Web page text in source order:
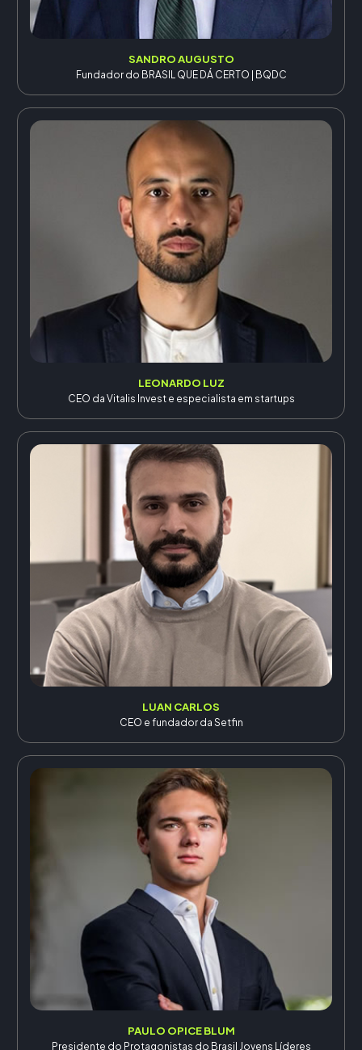
SANDRO AUGUSTO
Fundador do BRASIL QUE DÁ CERTO | BQDC
LEONARDO LUZ
CEO da Vitalis Invest e especialista em startups
LUAN CARLOS
CEO e fundador da Setfin
PAULO OPICE BLUM
Presidente do Protagonistas do Brasil Jovens Líderes